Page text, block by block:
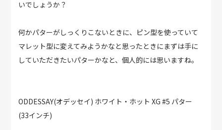
いでしょうか？
何かパターがしっくりこないときに、ピン型を使っていて
マレット型に変えてみようかなと思ったときにまずは手に
していただきたいパターかなと、個人的には思いますね。
ODDESSAY(オデッセイ) ホワイト・ホット XG #5 パター
(33インチ)